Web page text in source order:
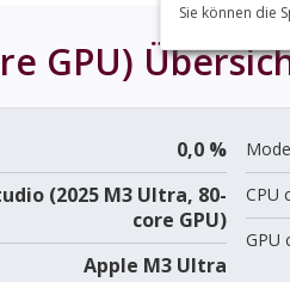
GPU)
0,0 %
(2025 M3 Ultra, 80-
core GPU)
Apple M3 Ultra
CPU
GPU
Sie können die